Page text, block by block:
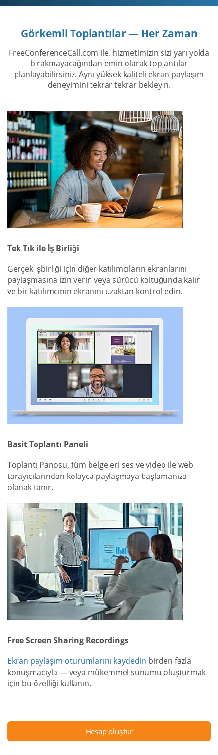
Görkemli Toplantılar — Her Zaman
FreeConferenceCall.com ile, hizmetimizin sizi yarı yolda
bırakmayacağından emin olarak toplantılar
planlayabilirsiniz. Aynı yüksek kaliteli ekran paylaşım
deneyimini tekrar tekrar bekleyin.
Tek Tık ile İş Birliği
Gerçek işbirliği için diğer katılımcıların ekranlarını
paylaşmasına izin verin veya sürücü koltuğunda kalın
ve bir katılımcının ekranını uzaktan kontrol edin.
Basit Toplantı Paneli
Toplantı Panosu, tüm belgeleri ses ve video ile web
tarayıcılarından kolayca paylaşmaya başlamanıza
olanak tanır.
Free Screen Sharing Recordings
Ekran paylaşım oturumlarını kaydedin birden fazla
konuşmacıyla — veya mükemmel sunumu oluşturmak
için bu özelliği kullanın.
Hesap oluştur